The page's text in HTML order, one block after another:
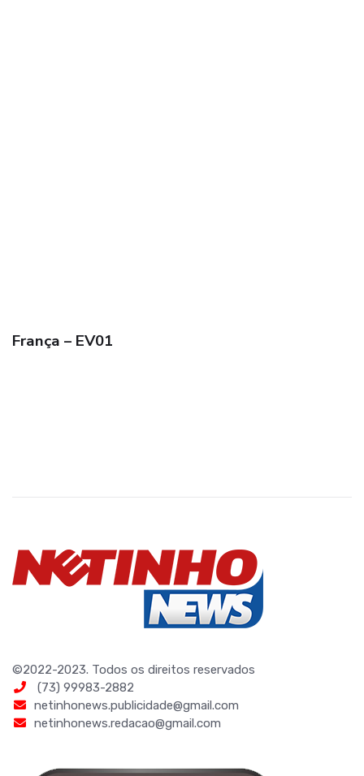
França – EV01
©2022-2023. Todos os direitos reservados
(73) 99983-2882
netinhonews.publicidade@gmail.com
netinhonews.redacao@gmail.com